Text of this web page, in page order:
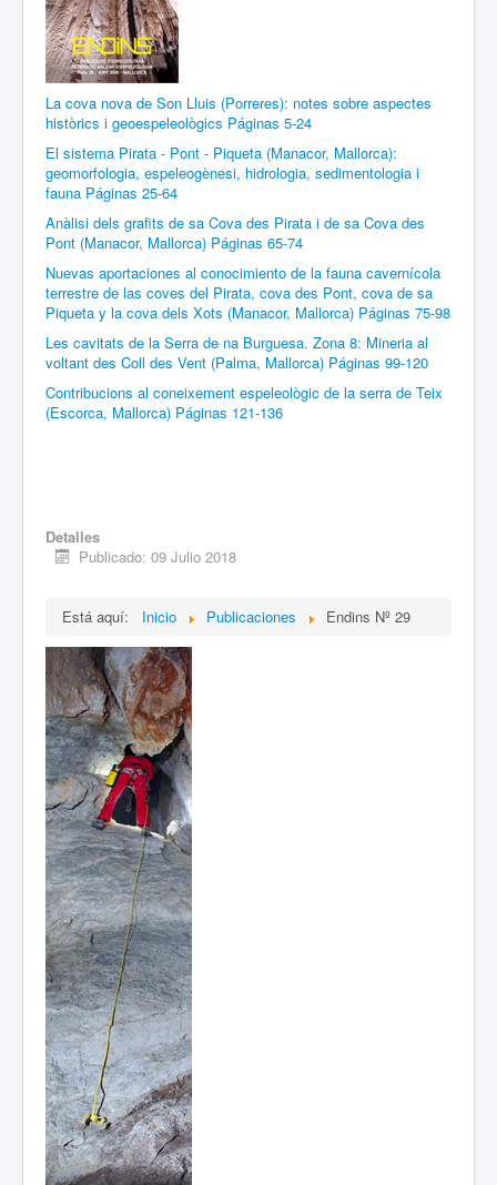
La cova nova de Son Lluis (Porreres): notes sobre aspectes
històrics i geoespeleològics Páginas 5-24
El sistema Pirata - Pont - Piqueta (Manacor, Mallorca):
geomorfologia, espeleogènesi, hidrologia, sedimentologia i
fauna Páginas 25-64
Anàlisi dels grafits de sa Cova des Pirata i de sa Cova des
Pont (Manacor, Mallorca) Páginas 65-74
Nuevas aportaciones al conocimiento de la fauna cavernícola
terrestre de las coves del Pirata, cova des Pont, cova de sa
Piqueta y la cova dels Xots (Manacor, Mallorca) Páginas 75-98
Les cavitats de la Serra de na Burguesa. Zona 8: Mineria al
voltant des Coll des Vent (Palma, Mallorca) Páginas 99-120
Contribucions al coneixement espeleològic de la serra de Teix
(Escorca, Mallorca) Páginas 121-136
Detalles
Publicado: 09 Julio 2018
Está aquí: Inicio Publicaciones Endins Nº 29